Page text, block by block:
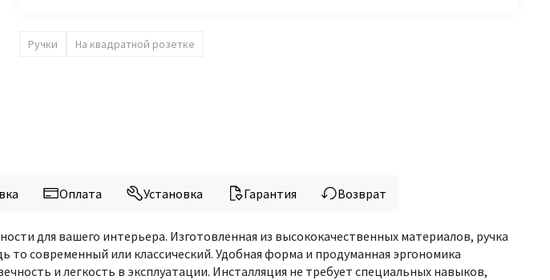
Ручки На квадратной розетке
Оплата Установка Гарантия Возврат
для вашего интерьера. Изготовленная из высококачественных материалов, ручка
современный или классический. Удобная форма и продуманная эргономика
и легкость в эксплуатации. Инсталляция не требует специальных навыков,